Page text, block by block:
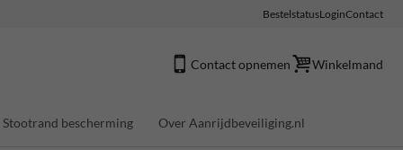
BestelstatusLoginContact
Contact opnemen Winkelmand
Stootrand bescherming Over Aanrijdbeveiliging.nl